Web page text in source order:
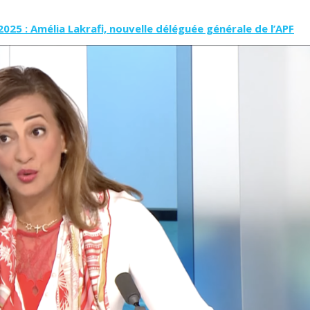
: Amélia Lakrafi, nouvelle déléguée générale de l’APF